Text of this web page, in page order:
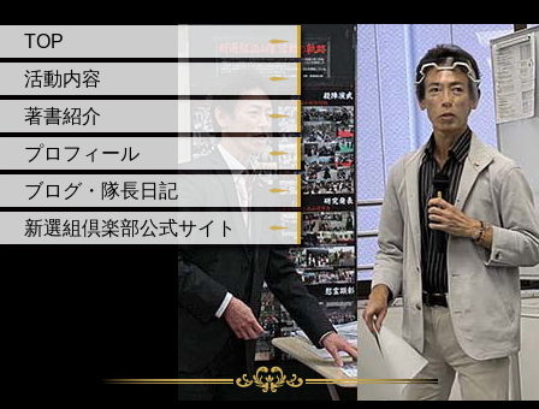
TOP
活動内容
著書紹介
プロフィール
ブログ・隊長日記
新選組倶楽部公式サイト